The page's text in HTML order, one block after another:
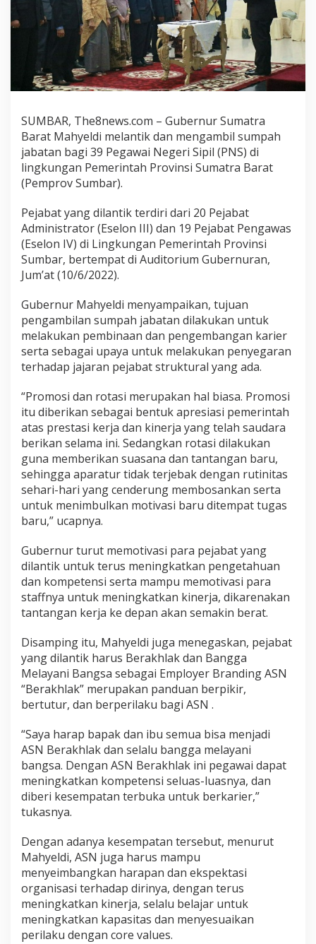
SUMBAR, The8news.com – Gubernur Sumatra
Barat Mahyeldi melantik dan mengambil sumpah
jabatan bagi 39 Pegawai Negeri Sipil (PNS) di
lingkungan Pemerintah Provinsi Sumatra Barat
(Pemprov Sumbar).
Pejabat yang dilantik terdiri dari 20 Pejabat
Administrator (Eselon III) dan 19 Pejabat Pengawas
(Eselon IV) di Lingkungan Pemerintah Provinsi
Sumbar, bertempat di Auditorium Gubernuran,
Jum’at (10/6/2022).
Gubernur Mahyeldi menyampaikan, tujuan
pengambilan sumpah jabatan dilakukan untuk
melakukan pembinaan dan pengembangan karier
serta sebagai upaya untuk melakukan penyegaran
terhadap jajaran pejabat struktural yang ada.
“Promosi dan rotasi merupakan hal biasa. Promosi
itu diberikan sebagai bentuk apresiasi pemerintah
atas prestasi kerja dan kinerja yang telah saudara
berikan selama ini. Sedangkan rotasi dilakukan
guna memberikan suasana dan tantangan baru,
sehingga aparatur tidak terjebak dengan rutinitas
sehari-hari yang cenderung membosankan serta
untuk menimbulkan motivasi baru ditempat tugas
baru,” ucapnya.
Gubernur turut memotivasi para pejabat yang
dilantik untuk terus meningkatkan pengetahuan
dan kompetensi serta mampu memotivasi para
staffnya untuk meningkatkan kinerja, dikarenakan
tantangan kerja ke depan akan semakin berat.
Disamping itu, Mahyeldi juga menegaskan, pejabat
yang dilantik harus Berakhlak dan Bangga
Melayani Bangsa sebagai Employer Branding ASN
“Berakhlak” merupakan panduan berpikir,
bertutur, dan berperilaku bagi ASN .
“Saya harap bapak dan ibu semua bisa menjadi
ASN Berakhlak dan selalu bangga melayani
bangsa. Dengan ASN Berakhlak ini pegawai dapat
meningkatkan kompetensi seluas-luasnya, dan
diberi kesempatan terbuka untuk berkarier,”
tukasnya.
Dengan adanya kesempatan tersebut, menurut
Mahyeldi, ASN juga harus mampu
menyeimbangkan harapan dan ekspektasi
organisasi terhadap dirinya, dengan terus
meningkatkan kinerja, selalu belajar untuk
meningkatkan kapasitas dan menyesuaikan
perilaku dengan core values.